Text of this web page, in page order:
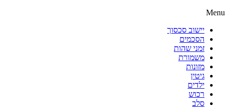
Menu
יישוב סכסוך
הסכמים
זמני שהות
משמורת
מזונות
גיטין
ילדים
רכוש
סלב